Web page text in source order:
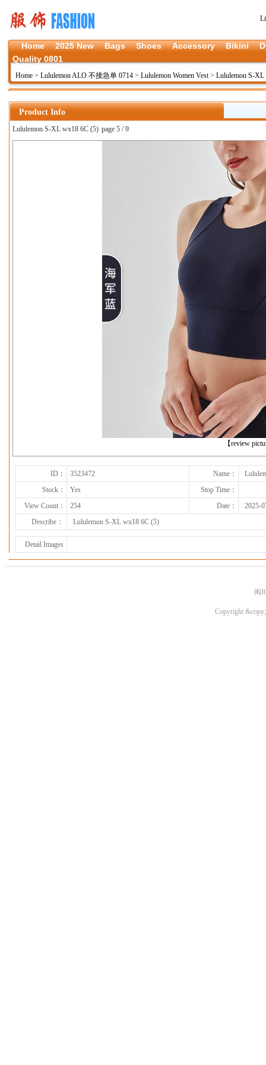
Home 2025 New Bags Shoes Accessory Bikini
Quality 0801
Home > Lululemon ALO 不接急单 0714 > Lululemon Women Vest> Lululemon S-XL
Product Info
Lululemon S-XL wx18 6C (5) page 5 / 9
【review
上一张
下一张
ID： 3523472 Name：
Stock：
Yes
Stop Time：
View Count：
254 Date：
2025-
Describe：
Lululemon S-XL wx18 6C (5)
Detail Images
闽
Copyright